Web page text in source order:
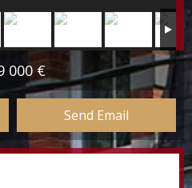
000 €
Send Email